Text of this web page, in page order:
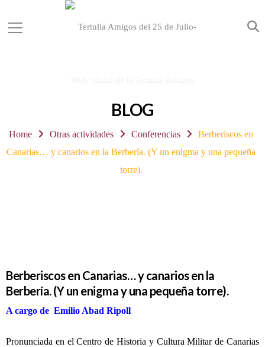
BLOG
Home Otras actividades Conferencias
Berberiscos en
Canarias… y canarios en la Berbería. (Y un enigma y una pequeña
torre).
Berberiscos en Canarias… y canarios en la
Berbería. (Y un enigma y una pequeña torre).
A cargo de Emilio Abad Ripoll
Pronunciada en el Centro de Historia y Cultura Militar de Canarias